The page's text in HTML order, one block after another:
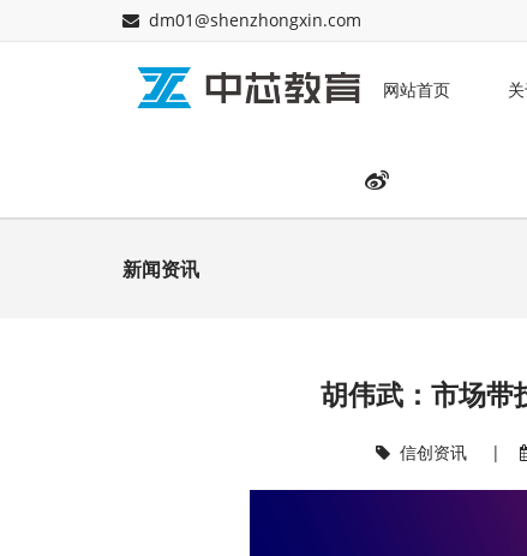
dm01@shenzhongxin.com
网站首页
新闻资讯
胡伟武：市场带
信创资讯 |